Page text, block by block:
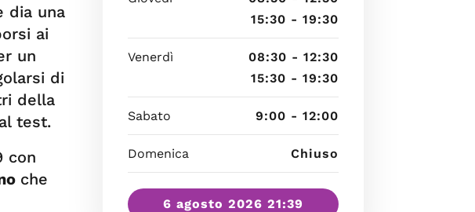
dia una
ai
un
di
della
test.
con
che
15:30 - 19:30
Venerdì
08:30 - 12:30
15:30 - 19:30
Sabato 9:00 - 12:00
Domenica Chiuso
6 agosto 2026 21:39